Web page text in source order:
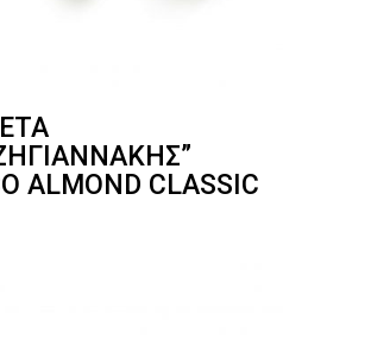
ALMOND CLASSIC